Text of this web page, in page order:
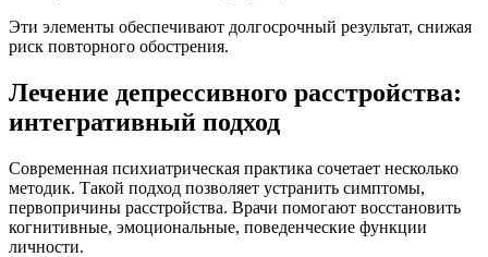
Эти элементы обеспечивают долгосрочный результат, снижая
риск повторного обострения.
Лечение депрессивного расстройства:
интегративный подход
Современная психиатрическая практика сочетает несколько
методик. Такой подход позволяет устранить симптомы,
первопричины расстройства. Врачи помогают восстановить
когнитивные, эмоциональные, поведенческие функции
личности.